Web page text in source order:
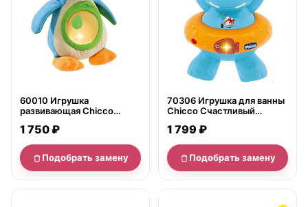
60010 Игрушка
развивающая Chicco
1 750 ₽
Подобрать замену
70306 Игрушка для ванны
Chicco Счастливый
1 799 ₽
Подобрать замену